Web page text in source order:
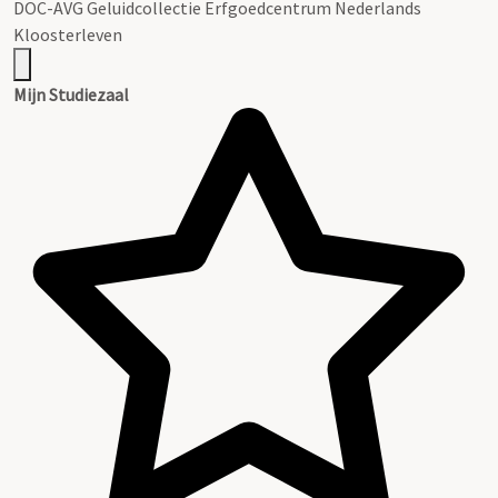
DOC-AVG Geluidcollectie Erfgoedcentrum Nederlands
Kloosterleven
Mijn Studiezaal